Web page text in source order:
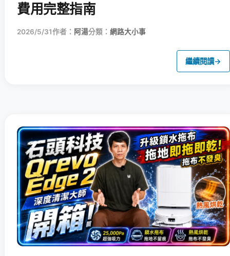
費用完整指南
2026/5/31作者： 阿湯分類： 網路大小事
繼續閱讀→